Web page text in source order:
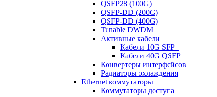
QSFP28 (100G)
QSFP-DD (200G)
QSFP-DD (400G)
Tunable DWDM
Активные кабели
Кабели 10G SFP+
Кабели 40G QSFP
Конвертеры интерфейсов
Радиаторы охлаждения
Ethernet коммутаторы
Коммутаторы доступа